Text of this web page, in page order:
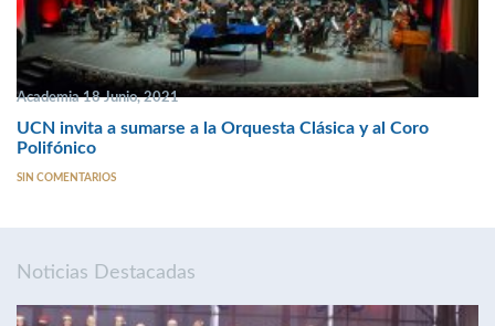
Academia 18 Junio, 2021
UCN invita a sumarse a la Orquesta Clásica y al Coro
Polifónico
SIN COMENTARIOS
Noticias Destacadas